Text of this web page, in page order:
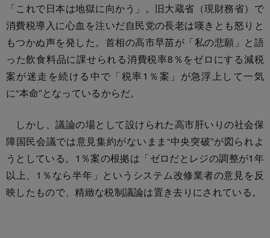
「これで日本は地獄に向かう」。旧大蔵省（現財務省）で
消費税導入に心血を注いだ自民党の長老は嘆きとも怒りと
もつかぬ声を発した。首相の高市早苗が「私の悲願」と語
った飲食料品に課せられる消費税率8％をゼロにする減税
案が迷走を続ける中で「税率1％案」が急浮上して一気
に“本命”となっているからだ。
しかし、議論の場として設けられた高市肝いりの社会保
障国民会議では意見集約がないまま“中央突破”が図られよ
うとしている。1％案の根拠は「ゼロだとレジの調整が1年
以上、1％なら半年」というシステム改修業者の意見を反
映したもので、精緻な税制議論は置き去りにされている。